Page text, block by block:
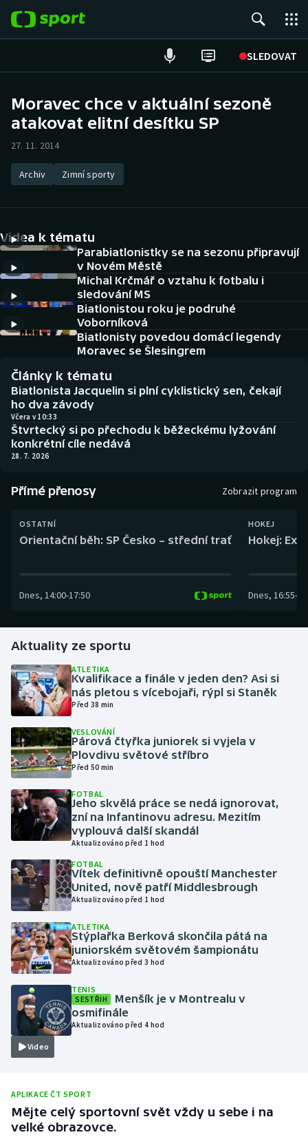
SLEDOVAT
Hokej
Atletika
DALŠÍ SPORTY
Americký fotbal
Baseball a softbal
Biatlon
Boby a skeleton
Box
Curling
Dostihy
Gymnastika
Házená
Jezdectví
Judo
Krasobruslení
Lezení
Lyže a snowboard
Moderní pětiboj
Motorsport
Olympijské hry
Plavání
Plážový volejbal
Rychlobruslení
NEPŘEHLÉDNĚTE
Historické návraty
Aplikace ČT sport
AZ kvíz
Moravec chce v aktuální sezoně
atakovat elitní desítku SP
27. 11. 2014
Archiv Zimní sporty
Videa k tématu
Parabiatlonistky se na sezonu připravují
v Novém Městě
Michal Krčmář o vztahu k fotbalu i
sledování MS
Biatlonistou roku je podruhé
Voborníková
Biatlonisty povedou domácí legendy
Moravec se Šlesingrem
Články k tématu
Biatlonista Jacquelin si plní cyklistický sen, čekají
ho dva závody
Včera v 10:33
Štvrtecký si po přechodu k běžeckému lyžování
konkrétní cíle nedává
28. 7. 2026
Přímé přenosy Zobrazit program
OSTATNÍ
Orientační běh: SP Česko – střední trať
Dnes, 14:00-17:50
HOKEJ
Hokej:
Dnes, 16:55-
Aktuality ze sportu
ATLETIKA
Kvalifikace a finále v jeden den? Asi si
nás pletou s vícebojaři, rýpl si Staněk
Před 38 min
VESLOVÁNÍ
Párová čtyřka juniorek si vyjela v
Plovdivu světové stříbro
Před 50 min
FOTBAL
Jeho skvělá práce se nedá ignorovat,
zní na Infantinovu adresu. Mezitím
vyplouvá další skandál
Aktualizováno před 1 hod
FOTBAL
Vítek definitivně opouští Manchester
United, nově patří Middlesbrough
Aktualizováno před 1 hod
ATLETIKA
Stýplařka Berková skončila pátá na
juniorském světovém šampionátu
Aktualizováno před 3 hod
Video
TENIS
SESTŘIH
Menšík je v Montrealu v
osmifinále
Aktualizováno před 4 hod
APLIKACE ČT SPORT
Mějte celý sportovní svět vždy u sebe i na
velké obrazovce.